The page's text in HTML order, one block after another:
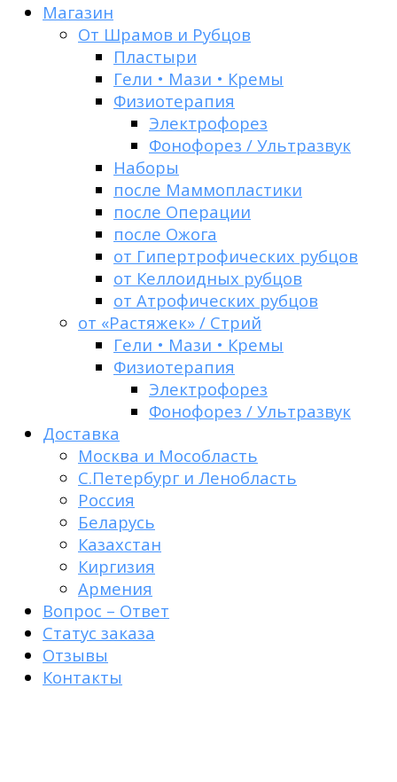
Магазин
От Шрамов и Рубцов
Пластыри
Гели • Мази • Кремы
Физиотерапия
Электрофорез
Фонофорез / Ультразвук
Наборы
после Маммопластики
после Операции
после Ожога
от Гипертрофических рубцов
от Келлоидных рубцов
от Атрофических рубцов
от «Растяжек» / Стрий
Гели • Мази • Кремы
Физиотерапия
Электрофорез
Фонофорез / Ультразвук
Доставка
Москва и Мособласть
С.Петербург и Ленобласть
Россия
Беларусь
Казахстан
Киргизия
Армения
Вопрос – Ответ
Статус заказа
Отзывы
Контакты